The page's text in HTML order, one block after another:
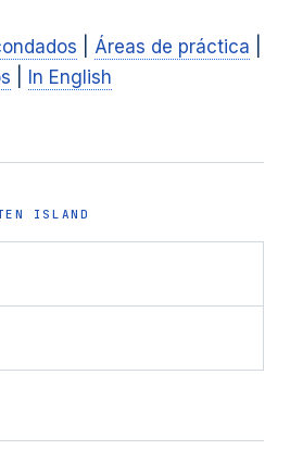
Áreas de práctica
In English
ISLAND